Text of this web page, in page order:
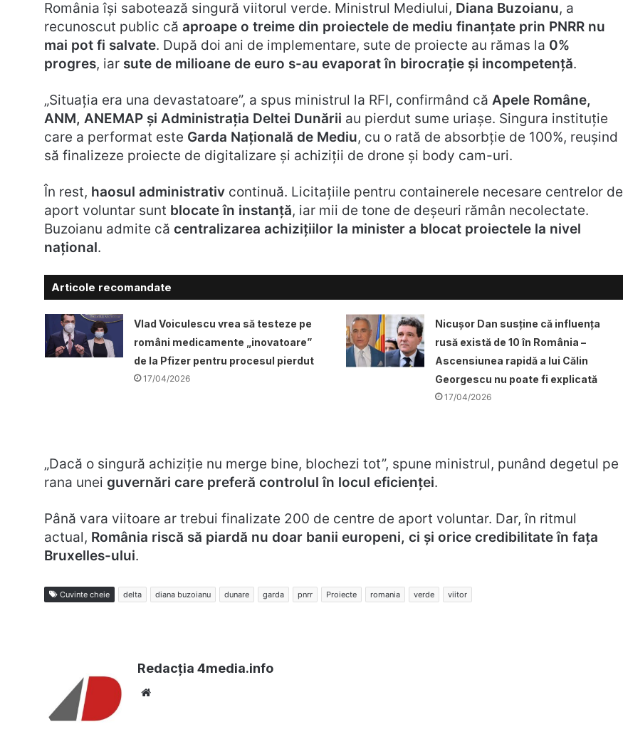
România își sabotează singură viitorul verde. Ministrul Mediului, Diana Buzoianu, a
recunoscut public că aproape o treime din proiectele de mediu finanțate prin PNRR nu
mai pot fi salvate. După doi ani de implementare, sute de proiecte au rămas la 0%
progres, iar sute de milioane de euro s-au evaporat în birocrație și incompetență.
„Situația era una devastatoare”, a spus ministrul la RFI, confirmând că Apele Române,
ANM, ANEMAP și Administrația Deltei Dunării au pierdut sume uriașe. Singura instituție
care a performat este Garda Națională de Mediu, cu o rată de absorbție de 100%, reușind
să finalizeze proiecte de digitalizare și achiziții de drone și body cam-uri.
În rest, haosul administrativ continuă. Licitațiile pentru containerele necesare centrelor de
aport voluntar sunt blocate în instanță, iar mii de tone de deșeuri rămân necolectate.
Buzoianu admite că centralizarea achizițiilor la minister a blocat proiectele la nivel
național.
Articole recomandate
Vlad Voiculescu vrea să testeze pe
români medicamente „inovatoare”
de la Pfizer pentru procesul pierdut
17/04/2026
Nicușor Dan susține că influența
rusă există de 10 în România –
Ascensiunea rapidă a lui Călin
Georgescu nu poate fi explicată
17/04/2026
„Dacă o singură achiziție nu merge bine, blochezi tot”, spune ministrul, punând degetul pe
rana unei guvernări care preferă controlul în locul eficienței.
Până vara viitoare ar trebui finalizate 200 de centre de aport voluntar. Dar, în ritmul
actual, România riscă să piardă nu doar banii europeni, ci și orice credibilitate în fața
Bruxelles-ului.
Cuvinte cheie delta diana buzoianu dunare garda pnrr Proiecte romania verde viitor
Redacția 4media.info